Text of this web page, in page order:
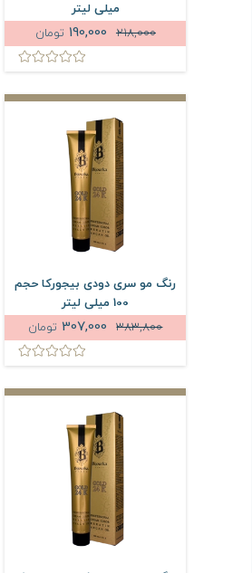
میلی لیتر
218,000
تومان
رنگ مو سری دودی بیجورکا حجم
100 میلی لیتر
383,800
تومان